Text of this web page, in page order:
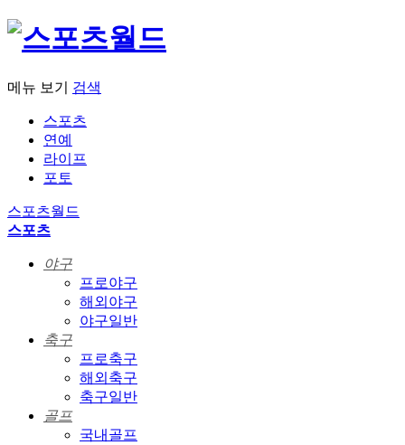
메뉴 보기 검색
스포츠
연예
라이프
포토
스포츠월드
스포츠
야구
프로야구
해외야구
야구일반
축구
프로축구
해외축구
축구일반
골프
국내골프